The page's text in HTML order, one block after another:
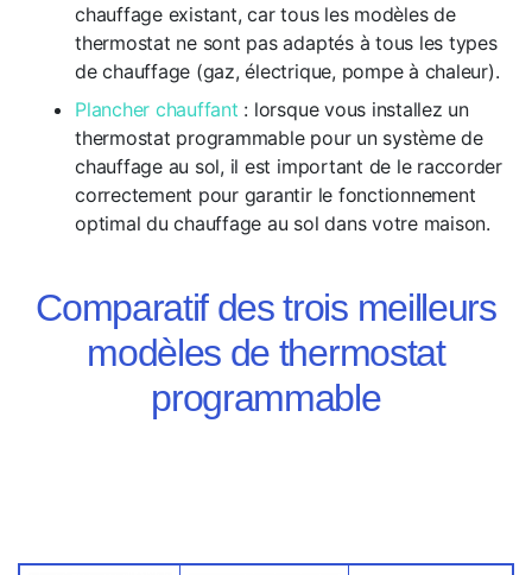
chauffage existant, car tous les modèles de
thermostat ne sont pas adaptés à tous les types
de chauffage (gaz, électrique, pompe à chaleur).
Plancher chauffant : lorsque vous installez un
thermostat programmable pour un système de
chauffage au sol, il est important de le raccorder
correctement pour garantir le fonctionnement
optimal du chauffage au sol dans votre maison.
Comparatif des trois meilleurs
modèles de thermostat
programmable